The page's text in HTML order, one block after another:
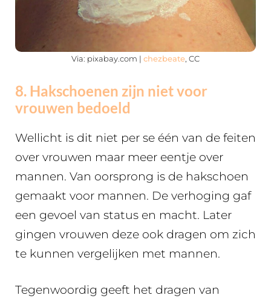
Via: pixabay.com | chezbeate, CC
8. Hakschoenen zijn niet voor
vrouwen bedoeld
Wellicht is dit niet per se één van de feiten
over vrouwen maar meer eentje over
mannen. Van oorsprong is de hakschoen
gemaakt voor mannen. De verhoging gaf
een gevoel van status en macht. Later
gingen vrouwen deze ook dragen om zich
te kunnen vergelijken met mannen.
Tegenwoordig geeft het dragen van